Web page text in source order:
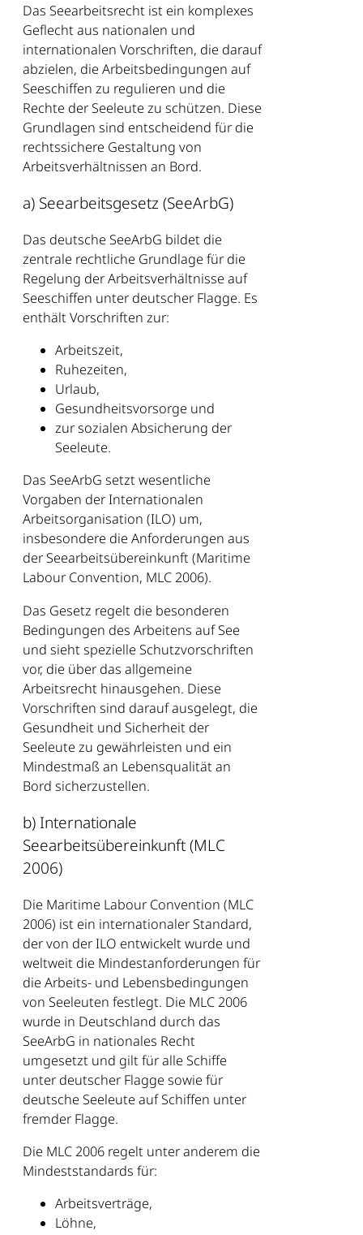
Das Seearbeitsrecht ist ein komplexes
Geflecht aus nationalen und
internationalen Vorschriften, die darauf
abzielen, die Arbeitsbedingungen auf
Seeschiffen zu regulieren und die
Rechte der Seeleute zu schützen. Diese
Grundlagen sind entscheidend für die
rechtssichere Gestaltung von
Arbeitsverhältnissen an Bord.
a) Seearbeitsgesetz (SeeArbG)
Das deutsche SeeArbG bildet die
zentrale rechtliche Grundlage für die
Regelung der Arbeitsverhältnisse auf
Seeschiffen unter deutscher Flagge. Es
enthält Vorschriften zur:
Arbeitszeit,
Ruhezeiten,
Urlaub,
Gesundheitsvorsorge und
zur sozialen Absicherung der
Seeleute.
Das SeeArbG setzt wesentliche
Vorgaben der Internationalen
Arbeitsorganisation (ILO) um,
insbesondere die Anforderungen aus
der Seearbeitsübereinkunft (Maritime
Labour Convention, MLC 2006).
Das Gesetz regelt die besonderen
Bedingungen des Arbeitens auf See
und sieht spezielle Schutzvorschriften
vor, die über das allgemeine
Arbeitsrecht hinausgehen. Diese
Vorschriften sind darauf ausgelegt, die
Gesundheit und Sicherheit der
Seeleute zu gewährleisten und ein
Mindestmaß an Lebensqualität an
Bord sicherzustellen.
b) Internationale
Seearbeitsübereinkunft (MLC
2006)
Die Maritime Labour Convention (MLC
2006) ist ein internationaler Standard,
der von der ILO entwickelt wurde und
weltweit die Mindestanforderungen für
die Arbeits- und Lebensbedingungen
von Seeleuten festlegt. Die MLC 2006
wurde in Deutschland durch das
SeeArbG in nationales Recht
umgesetzt und gilt für alle Schiffe
unter deutscher Flagge sowie für
deutsche Seeleute auf Schiffen unter
fremder Flagge.
Die MLC 2006 regelt unter anderem die
Mindeststandards für:
Arbeitsverträge,
Löhne,